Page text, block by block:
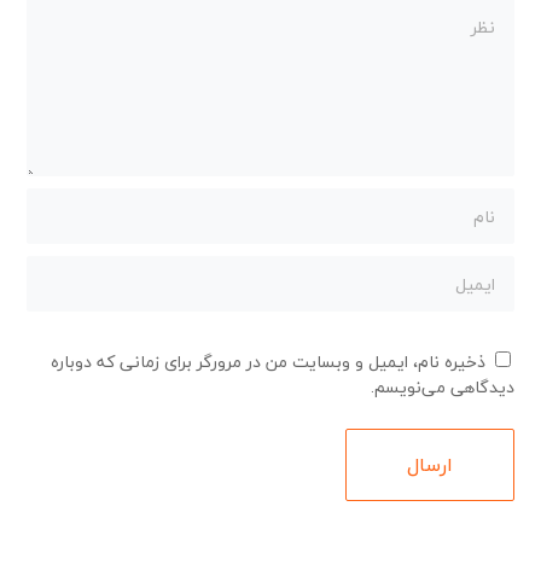
ذخیره نام، ایمیل و وبسایت من در مرورگر برای زمانی که دوباره
دیدگاهی می‌نویسم.